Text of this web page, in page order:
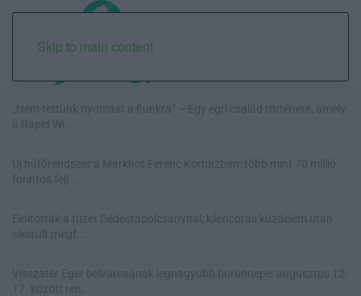
Skip to main content
„Nem tettünk nyomást a fiunkra” – Egy egri család története, amely
a Rapid Wi...
Új hűtőrendszer a Markhot Ferenc Kórházban: több mint 70 millió
forintos fejl...
Eloltották a tüzet Dédestapolcsánynál, kilencórás küzdelem után
sikerült megf...
Visszatér Eger belvárosának legnagyobb borünnepe: augusztus 12-
17. között ren...